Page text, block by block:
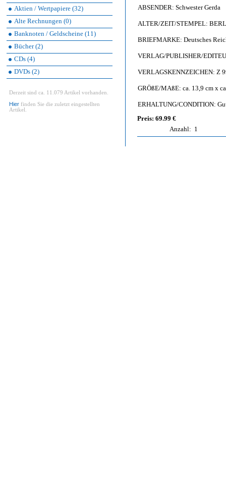
Aktien / Wertpapiere (32)
Alte Rechnungen (0)
Banknoten / Geldscheine (11)
Bücher (2)
CDs (4)
DVDs (2)
Derzeit sind ca. 11.079 Artikel vorhanden.
Hier finden Sie die zuletzt eingestellten
Artikel.
ABSENDER: Schwester Gerda
ALTER/ZEIT/STEMPEL:
BRIEFMARKE: Deutsches
VERLAG/PUBLISHER/
VERLAGSKENNZEICHEN: Z
GRÖßE/MAßE: ca. 13,9 cm x
ERHALTUNG/CONDITION:
Preis: 69.99 €
Anzahl: 1